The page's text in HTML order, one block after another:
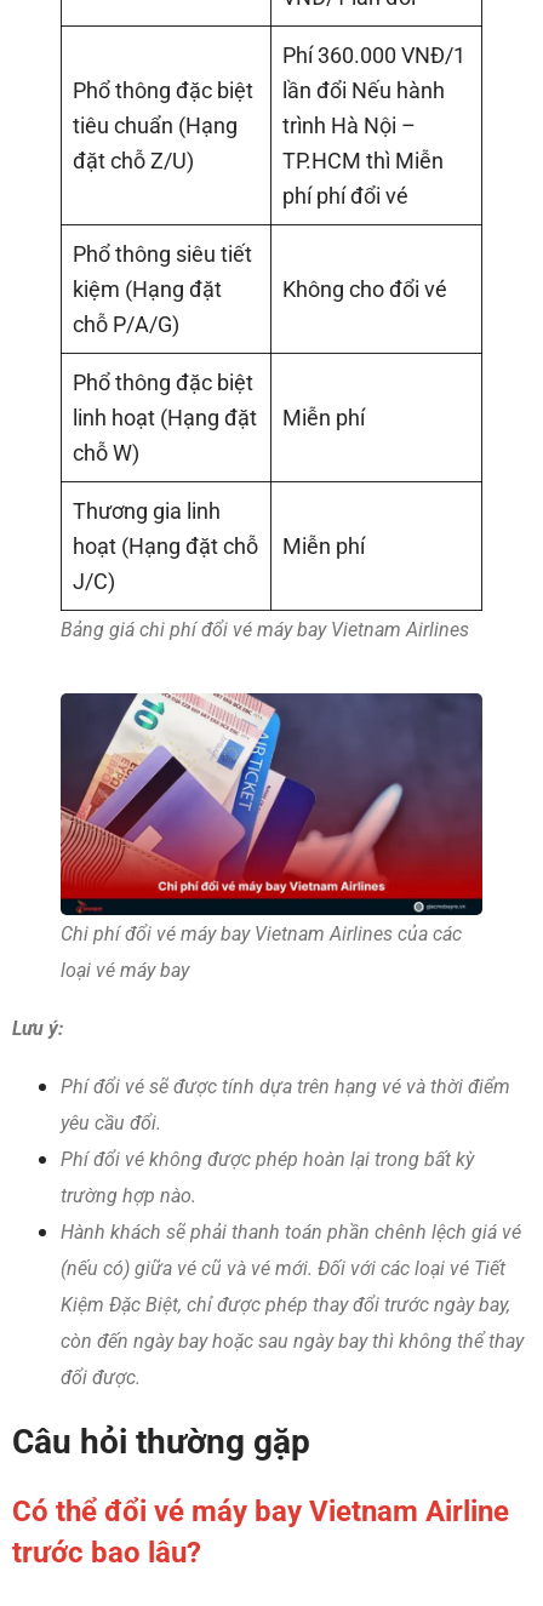
Phổ thông đặc biệt
tiêu chuẩn (Hạng
đặt chỗ Z/U)
Phí 360.000 VNĐ/1
lần đổi Nếu hành
trình Hà Nội –
TP.HCM thì Miễn
phí phí đổi vé
Phổ thông siêu tiết
kiệm (Hạng đặt
chỗ P/A/G)
Không cho đổi vé
Phổ thông đặc biệt
linh hoạt (Hạng đặt
chỗ W)
Miễn phí
Thương gia linh
hoạt (Hạng đặt chỗ
J/C)
Miễn phí
Bảng giá chi phí đổi vé máy bay Vietnam Airlines
Chi phí đổi vé máy bay Vietnam Airlines của các
loại vé máy bay
Lưu ý:
Phí đổi vé sẽ được tính dựa trên hạng vé và thời điểm
yêu cầu đổi.
Phí đổi vé không được phép hoàn lại trong bất kỳ
trường hợp nào.
Hành khách sẽ phải thanh toán phần chênh lệch giá vé
(nếu có) giữa vé cũ và vé mới. Đối với các loại vé Tiết
Kiệm Đặc Biệt, chỉ được phép thay đổi trước ngày bay,
còn đến ngày bay hoặc sau ngày bay thì không thể thay
đổi được.
Câu hỏi thường gặp
Có thể đổi vé máy bay Vietnam Airline
trước bao lâu?